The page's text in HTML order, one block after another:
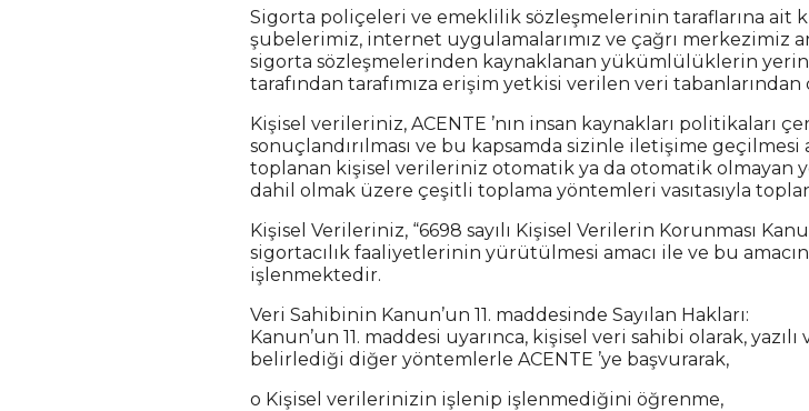
Sigorta poliçeleri ve emeklilik sözleşmelerinin taraflarına ait
şubelerimiz, internet uygulamalarımız ve çağrı merkezimiz
sigorta sözleşmelerinden kaynaklanan yükümlülüklerin
tarafından tarafımıza erişim yetkisi verilen veri
Kişisel verileriniz, ACENTE ’nın insan kaynakları politikaları
sonuçlandırılması ve bu kapsamda sizinle iletişime
toplanan kişisel verileriniz otomatik ya da otomatik olmayan
dahil olmak üzere çeşitli toplama yöntemleri vasıtasıyla
Kişisel Verileriniz, “6698 sayılı Kişisel Verilerin Korunması
sigortacılık faaliyetlerinin yürütülmesi amacı ile ve bu
işlenmektedir.
Veri Sahibinin Kanun’un 11. maddesinde Sayılan Hakları:
Kanun’un 11. maddesi uyarınca, kişisel veri sahibi olarak,
belirlediği diğer yöntemlerle ACENTE ’ye başvurarak,
o Kişisel verilerinizin işlenip işlenmediğini öğrenme,